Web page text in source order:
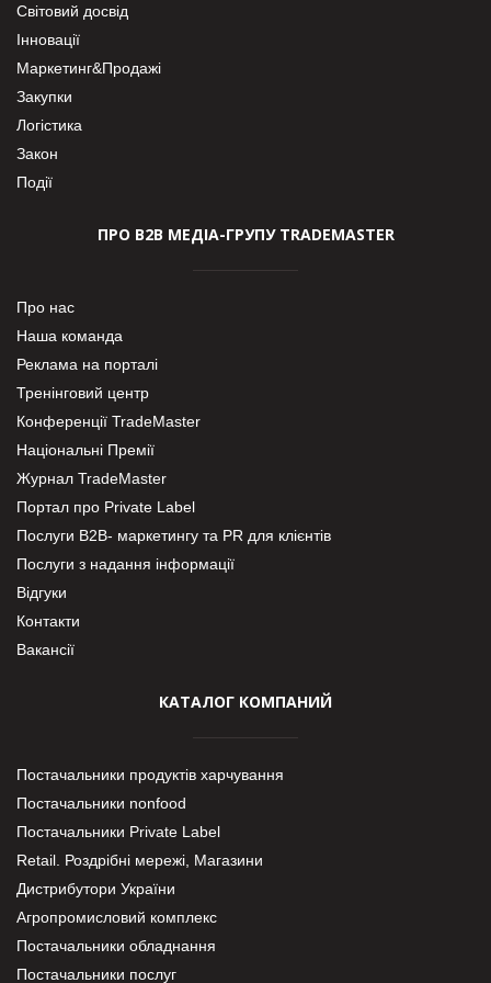
Світовий досвід
Інновації
Маркетинг&Продажі
Закупки
Логістика
Закон
Події
ПРО В2В МЕДІА-ГРУПУ TRADEMASTER
Про нас
Наша команда
Реклама на порталі
Тренінговий центр
Конференції TradeMaster
Національні Премії
Журнал TradeMaster
Портал про Private Label
Послуги В2В- маркетингу та PR для клієнтів
Послуги з надання інформації
Відгуки
Контакти
Вакансії
КАТАЛОГ КОМПАНИЙ
Постачальники продуктів харчування
Постачальники nonfood
Постачальники Private Label
Retail. Роздрібні мережі, Магазини
Дистрибутори України
Агропромисловий комплекс
Постачальники обладнання
Постачальники послуг